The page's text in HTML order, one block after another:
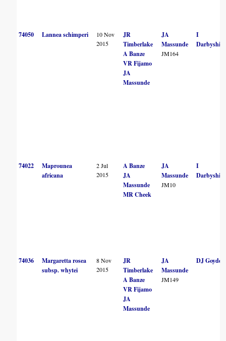
74050 Lannea schimperi
10 Nov
2015
JR
Timberlake
A Banze
VR Fijamo
JA
Massunde
JA
Massunde
JM164
I
Darbyshire
74022
Maprounea
africana
2 Jul
2015
A Banze
JA
Massunde
MR Cheek
JA
Massunde
JM10
I
Darbyshire
74036
Margaretta rosea
subsp. whytei
8 Nov
2015
JR
Timberlake
A Banze
VR Fijamo
JA
Massunde
JA
Massunde
JM149
DJ Goyder